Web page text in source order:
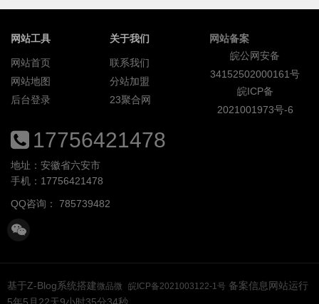
网站工具
网站首页
网站地图
后台登录
关于我们
联系我们
分站加盟
23聚合网
网站备案
皖公网安备
34152502000161号
皖ICP备
2021001973号-6
17756421478
地址：安徽省六安市
手机：17756421478
QQ咨询： 785739482
基于Z-Blog系统搭建微品微 皖ICP备2021003122-1号 备案信息网站运行